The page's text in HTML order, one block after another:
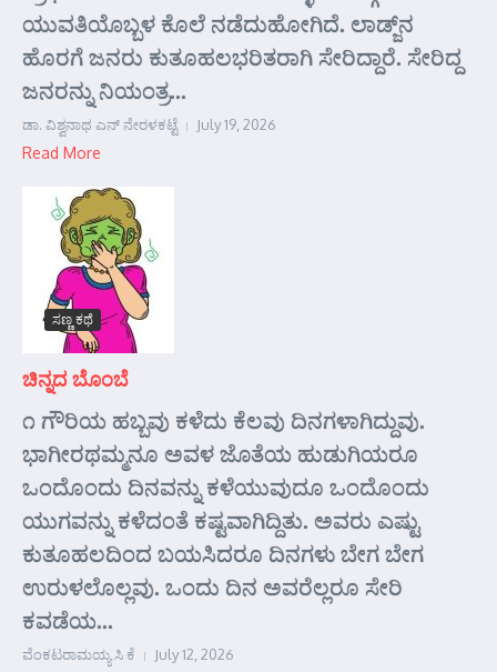
ಯುವತಿಯೊಬ್ಬಳ ಕೊಲೆ ನಡೆದುಹೋಗಿದೆ. ಲಾಡ್ಜ್‌ನ
ಹೊರಗೆ ಜನರು ಕುತೂಹಲಭರಿತರಾಗಿ ಸೇರಿದ್ದಾರೆ. ಸೇರಿದ್ದ
ಜನರನ್ನು ನಿಯಂತ್ರ...
ಡಾ. ವಿಶ್ವನಾಥ ಎನ್ ನೇರಳಕಟ್ಟೆ July 19, 2026
Read More
ಸಣ್ಣ ಕಥೆ
ಚಿನ್ನದ ಬೊಂಬೆ
೧ ಗೌರಿಯ ಹಬ್ಬವು ಕಳೆದು ಕೆಲವು ದಿನಗಳಾಗಿದ್ದುವು.
ಭಾಗೀರಥಮ್ಮನೂ ಅವಳ ಜೊತೆಯ ಹುಡುಗಿಯರೂ
ಒಂದೊಂದು ದಿನವನ್ನು ಕಳೆಯುವುದೂ ಒಂದೊಂದು
ಯುಗವನ್ನು ಕಳೆದಂತೆ ಕಷ್ಟವಾಗಿದ್ದಿತು. ಅವರು ಎಷ್ಟು
ಕುತೂಹಲದಿಂದ ಬಯಸಿದರೂ ದಿನಗಳು ಬೇಗ ಬೇಗ
ಉರುಳಲೊಲ್ಲವು. ಒಂದು ದಿನ ಅವರೆಲ್ಲರೂ ಸೇರಿ
ಕವಡೆಯ...
ವೆಂಕಟರಾಮಯ್ಯ ಸಿ ಕೆ July 12, 2026